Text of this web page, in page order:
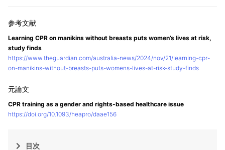
Learning CPR on manikins without breasts puts women’s lives at risk,
study finds
https://www.theguardian.com/australia-news/2024/nov/21/learning-cpr-
on-manikins-without-breasts-puts-womens-lives-at-risk-study-finds
CPR training as a gender and rights-based healthcare issue
https://doi.org/10.1093/heapro/daae156
目次